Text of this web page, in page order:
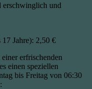
erschwinglich und
Jahre): 2,50 €
erfrischenden
einen speziellen
bis Freitag von 06:30